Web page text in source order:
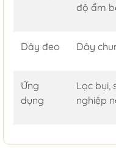
độ ẩm
Dây đeo Dây
Ứng
dụng
Lọc bụi,
nghiệp